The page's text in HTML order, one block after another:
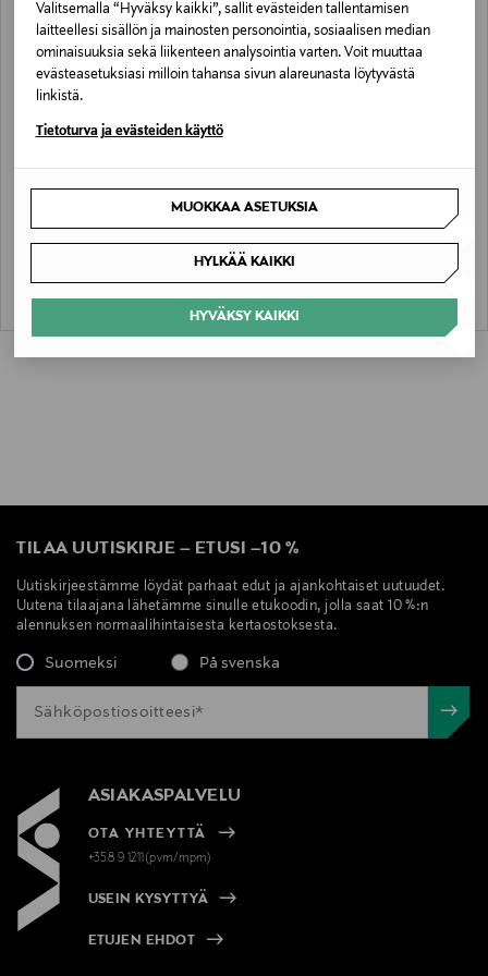
Valitsemalla “Hyväksy kaikki”, sallit evästeiden tallentamisen
laitteellesi sisällön ja mainosten personointia, sosiaalisen median
ominaisuuksia sekä liikenteen analysointia varten. Voit muuttaa
evästeasetuksiasi milloin tahansa sivun alareunasta löytyvästä
linkistä.
Tietoturva ja evästeiden käyttö
MUOKKAA ASETUKSIA
HYLKÄÄ KAIKKI
HYVÄKSY KAIKKI
Discounted Price
70,80 € 119,90 €
Discounted Price
70,80 € 119,90 €
TILAA UUTISKIRJE – ETUSI –10 %
Uutiskirjeestämme löydät parhaat edut ja ajankohtaiset uutuudet.
Uutena tilaajana lähetämme sinulle etukoodin, jolla saat 10 %:n
alennuksen normaalihintaisesta kertaostoksesta.
Suomeksi På svenska
ASIAKASPALVELU
OTA YHTEYTTÄ
+358 9 1211(pvm/mpm)
USEIN KYSYTTYÄ
ETUJEN EHDOT